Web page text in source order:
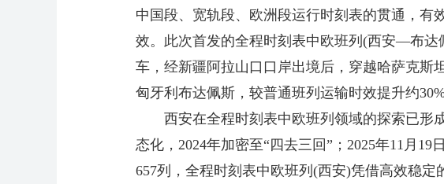
中国段、宽轨段、欧洲段运行时刻表的贯通，有
效。此次首发的全程时刻表中欧班列(西安—布达
车，经新疆阿拉山口口岸出境后，穿越哈萨克斯
匈牙利布达佩斯，较普通班列运输时效提升约30%
西安在全程时刻表中欧班列领域的探索已形成
态化，2024年加密至“四去三回”；2025年11月
657列，全程时刻表中欧班列(西安)凭借高效稳定